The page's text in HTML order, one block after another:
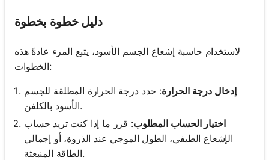
دليل خطوة بخطوة
لاستخدام حاسبة إشعاع الجسم الأسود، يتبع المرء عادةً هذه
الخطوات:
إدخال درجة الحرارة: حدد درجة الحرارة المطلقة للجسم
الأسود بالكلفن.
اختيار الحساب المطلوب: قرر ما إذا كنت تريد حساب
الإشعاع الطيفي، الطول الموجي عند الذروة، أو إجمالي
الطاقة المنبعثة.